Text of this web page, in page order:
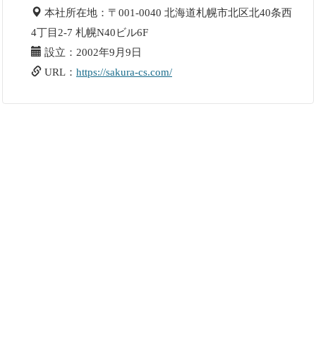
本社所在地：〒001-0040 北海道札幌市北区北40条西
4丁目2-7 札幌N40ビル6F
設立：2002年9月9日
URL： https://sakura-cs.com/